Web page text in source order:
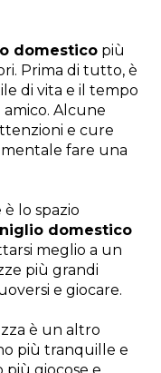
domestico più
Prima di tutto, è
di vita e il tempo
Alcune
e cure
fare una
lo spazio
domestico
meglio a un
più grandi
e giocare.
è un altro
più tranquille e